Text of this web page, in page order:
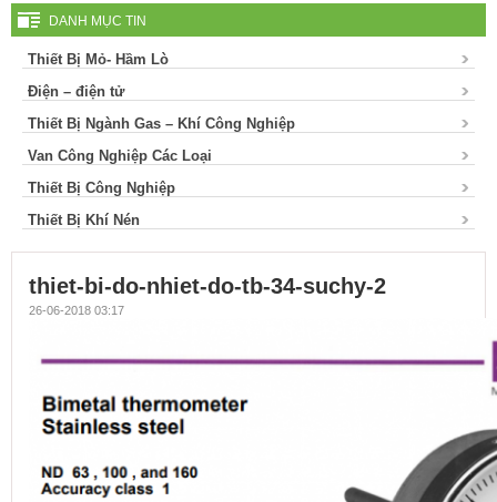
suchy-2
DANH MỤC TIN
Thiết Bị Mỏ- Hầm Lò
Điện – điện tử
Thiết Bị Ngành Gas – Khí Công Nghiệp
Van Công Nghiệp Các Loại
Thiết Bị Công Nghiệp
Thiết Bị Khí Nén
thiet-bi-do-nhiet-do-tb-34-suchy-2
26-06-2018 03:17